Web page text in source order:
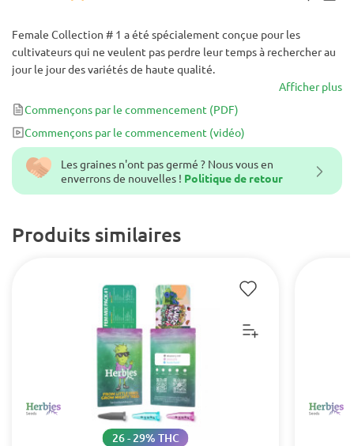
Les graines n'ont pas germé ? Nous vous en
enverrons de nouvelles ! Politique de retour
Produits similaires
26 - 29% THC
Female Collection # 1 a été spécialement conçue pour les
cultivateurs qui ne veulent pas perdre leur temps à rechercher au
jour le jour des variétés de haute qualité.
Afficher plus
Commençons par le commencement (PDF)
Commençons par le commencement (vidéo)